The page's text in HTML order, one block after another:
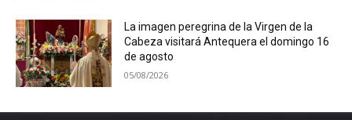
La imagen peregrina de la Virgen de la
Cabeza visitará Antequera el domingo 16
de agosto
05/08/2026